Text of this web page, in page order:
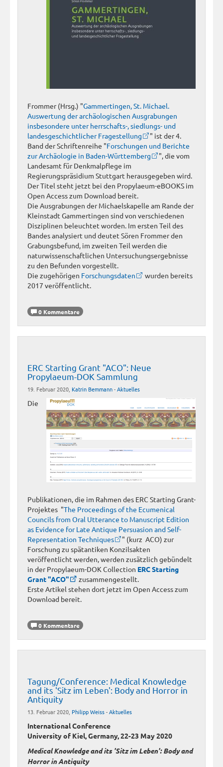
Frommer (Hrsg.) "Gammertingen, St. Michael.
Auswertung der archäologischen Ausgrabungen
insbesondere unter herrschafts-, siedlungs- und
landesgeschichtlicher Fragestellung
" ist der 4.
Band der Schriftenreihe "Forschungen und Berichte
zur Archäologie in Baden-Württemberg
", die vom
Landesamt für Denkmalpflege im
Regierungspräsidium Stuttgart herausgegeben wird.
Der Titel steht jetzt bei den Propylaeum-eBOOKS im
Open Access zum Download bereit.
Die Ausgrabungen der Michaelskapelle am Rande der
Kleinstadt Gammertingen sind von verschiedenen
Disziplinen beleuchtet worden. Im ersten Teil des
Bandes analysiert und deutet Sören Frommer den
Grabungsbefund, im zweiten Teil werden die
naturwissenschaftlichen Untersuchungsergebnisse
zu den Befunden vorgestellt.
Die zugehörigen Forschungsdaten
wurden bereits
2017 veröffentlicht.
0 Kommentare
ERC Starting Grant "ACO": Neue
Propylaeum-DOK Sammlung
19. Februar 2020, Katrin Bemmann-Aktuelles
Die
Publikationen, die im Rahmen des ERC Starting Grant-
Projektes "The Proceedings of the Ecumenical
Councils from Oral Utterance to Manuscript Edition
as Evidence for Late Antique Persuasion and Self-
Representation Techniques
" (kurz ACO) zur
Forschung zu spätantiken Konzilsakten
veröffentlicht werden, werden zusätzlich gebündelt
in der Propylaeum-DOK Collection ERC Starting
Grant "ACO"
zusammengestellt.
Erste Artikel stehen dort jetzt im Open Access zum
Download bereit.
0 Kommentare
Tagung/Conference: Medical Knowledge
and its 'Sitz im Leben': Body and Horror in
Antiquity
13. Februar 2020, Philipp Weiss-Aktuelles
International Conference
University of Kiel, Germany, 22-23 May 2020
Medical Knowledge and its 'Sitz im Leben': Body and
Horror in Antiquity